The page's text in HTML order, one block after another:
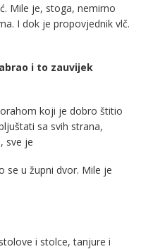
Mile je, stoga, nemirno
I dok je propovjednik vlč.
i to zauvijek
koji je dobro štitio
sa svih strana,
sve je
se u župni dvor. Mile je
i stolce, tanjure i